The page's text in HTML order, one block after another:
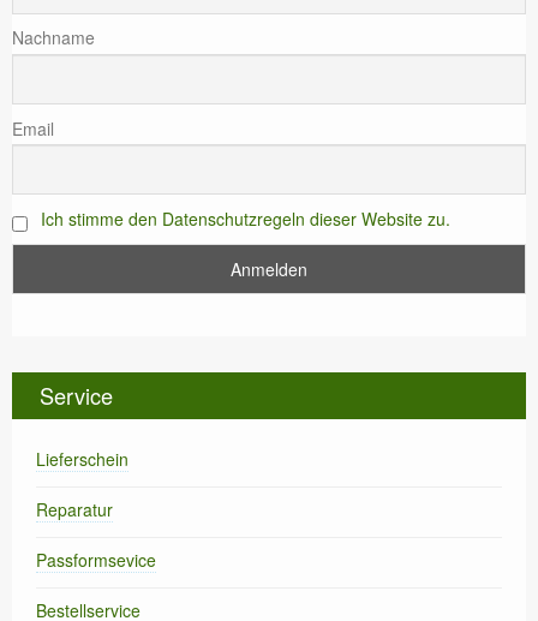
Nachname
Email
Ich stimme den Datenschutzregeln dieser Website zu.
Service
Lieferschein
Reparatur
Passformsevice
Bestellservice